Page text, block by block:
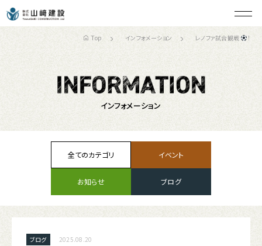
Top インフォメーション レノファ試合観戦 ！
インフォメーション
全てのカテゴリ イベント
お知らせ ブログ
ブログ 2025.08.20